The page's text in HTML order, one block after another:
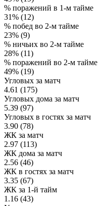
% поражений в 1-м тайме
31% (12)
% побед во 2-м тайме
23% (9)
% ничьих во 2-м тайме
28% (11)
% поражений во 2-м тайме
49% (19)
Угловых за матч
4.61 (175)
Угловых дома за матч
5.39 (97)
Угловых в гостях за матч
3.90 (78)
ЖК за матч
2.97 (113)
ЖК дома за матч
2.56 (46)
ЖК в гостях за матч
3.35 (67)
ЖК за 1-й тайм
1.16 (43)